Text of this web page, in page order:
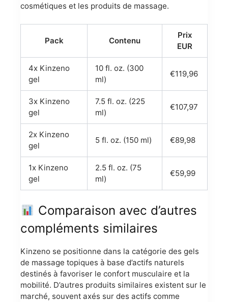
cosmétiques et les produits de massage.
Pack Contenu
Prix
EUR
4x Kinzeno
gel
10 fl. oz. (300
ml)
€119,96
3x Kinzeno
gel
7.5 fl. oz. (225
ml)
€107,97
2x Kinzeno
gel
5 fl. oz. (150 ml) €89,98
1x Kinzeno
gel
2.5 fl. oz. (75
ml)
€59,99
Comparaison avec d’autres
compléments similaires
Kinzeno se positionne dans la catégorie des gels
de massage topiques à base d’actifs naturels
destinés à favoriser le confort musculaire et la
mobilité. D’autres produits similaires existent sur le
marché, souvent axés sur des actifs comme